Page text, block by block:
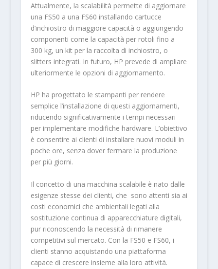
Attualmente, la scalabilità permette di aggiornare
una FS50 a una FS60 installando cartucce
d’inchiostro di maggiore capacità o aggiungendo
componenti come la capacità per rotoli fino a
300 kg, un kit per la raccolta di inchiostro, o
slitters integrati. In futuro, HP prevede di ampliare
ulteriormente le opzioni di aggiornamento.
HP ha progettato le stampanti per rendere
semplice l’installazione di questi aggiornamenti,
riducendo significativamente i tempi necessari
per implementare modifiche hardware. L’obiettivo
è consentire ai clienti di installare nuovi moduli in
poche ore, senza dover fermare la produzione
per più giorni.
Il concetto di una macchina scalabile è nato dalle
esigenze stesse dei clienti, che sono attenti sia ai
costi economici che ambientali legati alla
sostituzione continua di apparecchiature digitali,
pur riconoscendo la necessità di rimanere
competitivi sul mercato. Con la FS50 e FS60, i
clienti stanno acquistando una piattaforma
capace di crescere insieme alla loro attività.